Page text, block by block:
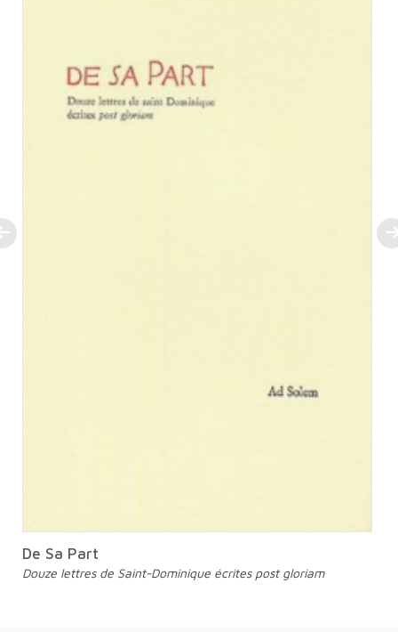
De Sa Part
Douze lettres de Saint-Dominique écrites post gloriam